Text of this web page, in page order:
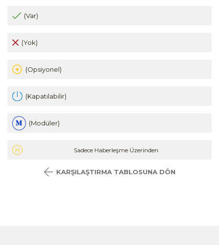
(Var)
(Yok)
(Opsiyonel)
(Kapatılabilir)
(Modüler)
Sadece Haberleşme Üzerinden
KARŞILAŞTIRMA TABLOSUNA DÖN